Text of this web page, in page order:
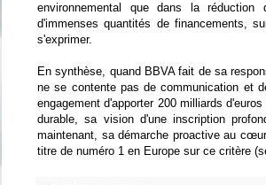
environnemental que dans la
d'immenses quantités de financements,
s'exprimer.
En synthèse, quand BBVA fait de sa
ne se contente pas de communication et
engagement d'apporter 200 milliards
durable, sa vision d'une inscription
maintenant, sa démarche proactive au
titre de numéro 1 en Europe sur ce critère